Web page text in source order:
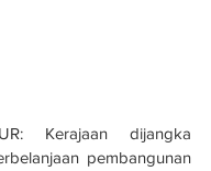
Kerajaan dijangka
pembangunan